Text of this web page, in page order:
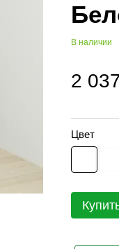
В наличии
2
Цвет